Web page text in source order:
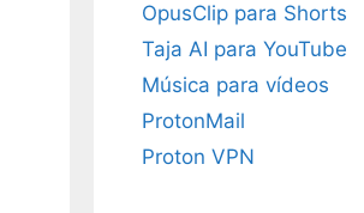
OpusClip para Shorts
Taja AI para YouTube
Música para vídeos
ProtonMail
Proton VPN